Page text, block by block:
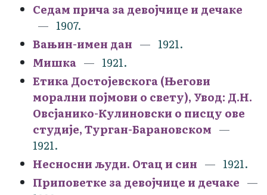
Седам прича за девојчице и дечаке
1907.
Вањин-имен дан
1921.
Мишка
1921.
Етика Достојевскога (Његови
морални појмови о свету), Увод: Д.Н.
Овсјанико-Кулиновски о писцу ове
студије, Турган-Барановском
1921.
Несносни људи. Отац и син
1921.
Приповетке за девојчице и дечаке